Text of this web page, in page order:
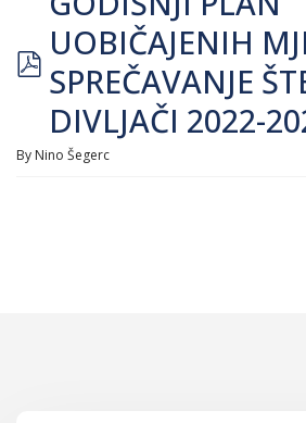
pdf
UOBIČAJENIH
SPREČAVANJE
DIVLJAČI 2022-
By Nino Šegerc